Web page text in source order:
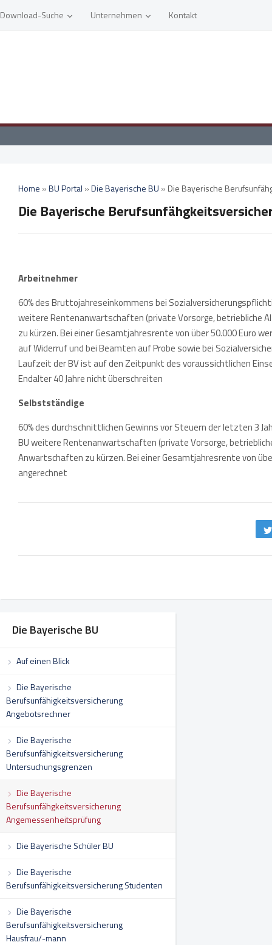
Download-Suche Unternehmen Kontakt
Die Bayerische BU
Auf einen Blick
Die Bayerische
Berufsunfähigkeitsversicherung
Angebotsrechner
Die Bayerische
Berufsunfähigkeitsversicherung
Untersuchungsgrenzen
Die Bayerische
Berufsunfähgkeitsversicherung
Angemessenheitsprüfung
Die Bayerische Schüler BU
Die Bayerische
Berufsunfähigkeitsversicherung Studenten
Die Bayerische
Berufsunfähigkeitsversicherung
Hausfrau/-mann
Home »BU Portal »Die Bayerische BU » Die Bayerische
Die Bayerische
Arbeitnehmer
60% des Bruttojahreseinkommens bei
weitere Rentenanwartschaften (private Vorsorge, betriebliche
zu kürzen. Bei einer Gesamtjahresrente von über 50.000 Euro
auf Widerruf und bei Beamten auf Probe sowie bei
Laufzeit der BV ist auf den Zeitpunkt des voraussichtlichen
Endalter 40 Jahre nicht überschreiten
Selbstständige
60% des durchschnittlichen Gewinns vor Steuern der letzten 3
BU weitere Rentenanwartschaften (private Vorsorge,
Anwartschaften zu kürzen. Bei einer Gesamtjahresrente von
angerechnet